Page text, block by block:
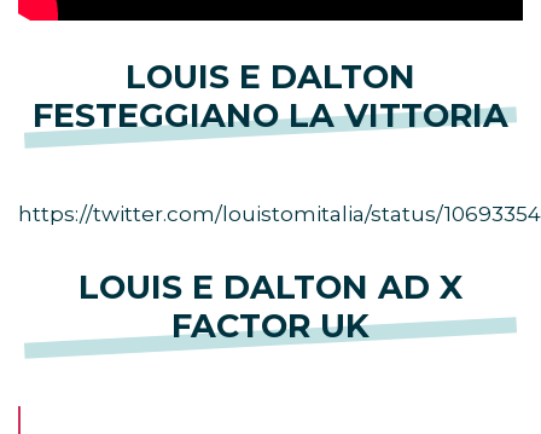
LOUIS E DALTON
FESTEGGIANO LA VITTORIA
https://twitter.com/louistomitalia/status/
LOUIS E DALTON AD X
FACTOR UK